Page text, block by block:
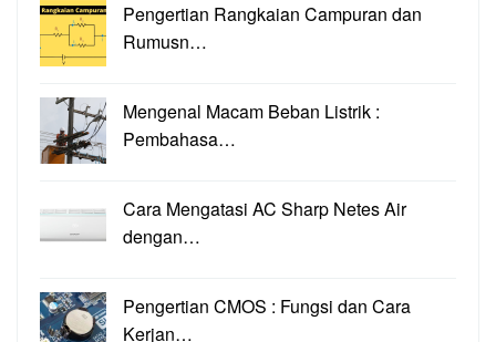
Pengertian Rangkaian Campuran dan
Rumusn…
Mengenal Macam Beban Listrik :
Pembahasa…
Cara Mengatasi AC Sharp Netes Air
dengan…
Pengertian CMOS : Fungsi dan Cara
Kerjan…